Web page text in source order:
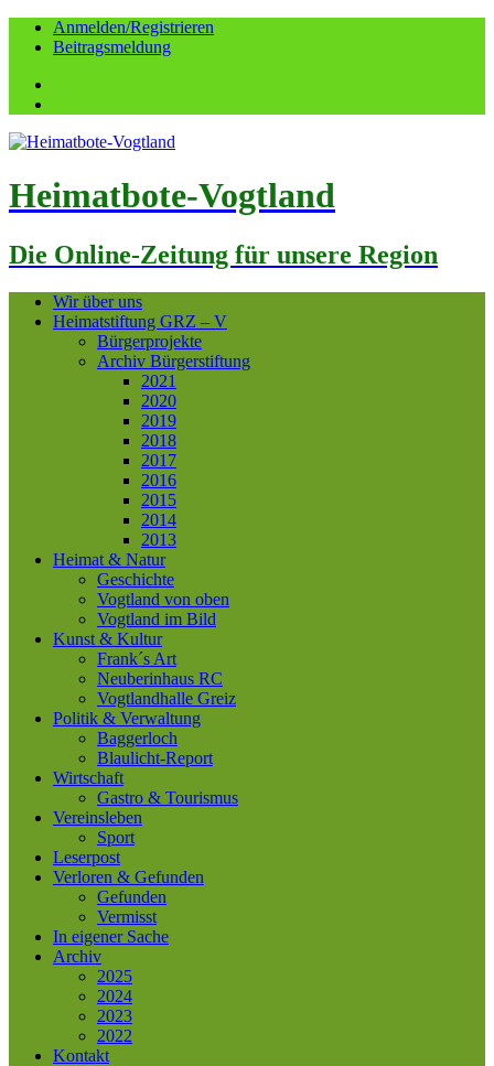
Anmelden/Registrieren
Beitragsmeldung
Heimatbote-Vogtland
Die Online-Zeitung für unsere Region
Wir über uns
Heimatstiftung GRZ – V
Bürgerprojekte
Archiv Bürgerstiftung
2021
2020
2019
2018
2017
2016
2015
2014
2013
Heimat & Natur
Geschichte
Vogtland von oben
Vogtland im Bild
Kunst & Kultur
Frank´s Art
Neuberinhaus RC
Vogtlandhalle Greiz
Politik & Verwaltung
Baggerloch
Blaulicht-Report
Wirtschaft
Gastro & Tourismus
Vereinsleben
Sport
Leserpost
Verloren & Gefunden
Gefunden
Vermisst
In eigener Sache
Archiv
2025
2024
2023
2022
Kontakt